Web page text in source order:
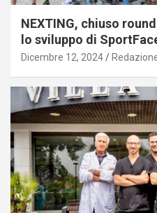
NEXTING, chiuso
lo sviluppo di
Dicembre 12, 2024